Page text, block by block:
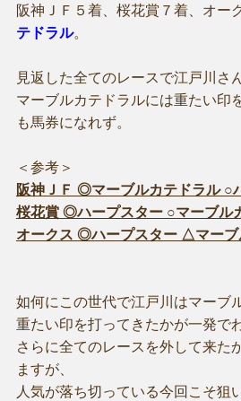
阪神ＪＦ５着、桜花賞７着、オー
テドラル。
見返した全てのレースで江戸川さ
マーブルカテドラルには重たい印
も馬券になれず。
＜参考＞
阪神ＪＦ ◎マーブルカテドラル ○
桜花賞 ◎ハープスター ○マーブル
オークス ◎ハープスター △マーブ
如何にこの世代で江戸川はマーブ
重たい印を打ってきたかが一発で
さらに全てのレースを外して来た
ますが、
人気が落ち切っている今回こそ狙